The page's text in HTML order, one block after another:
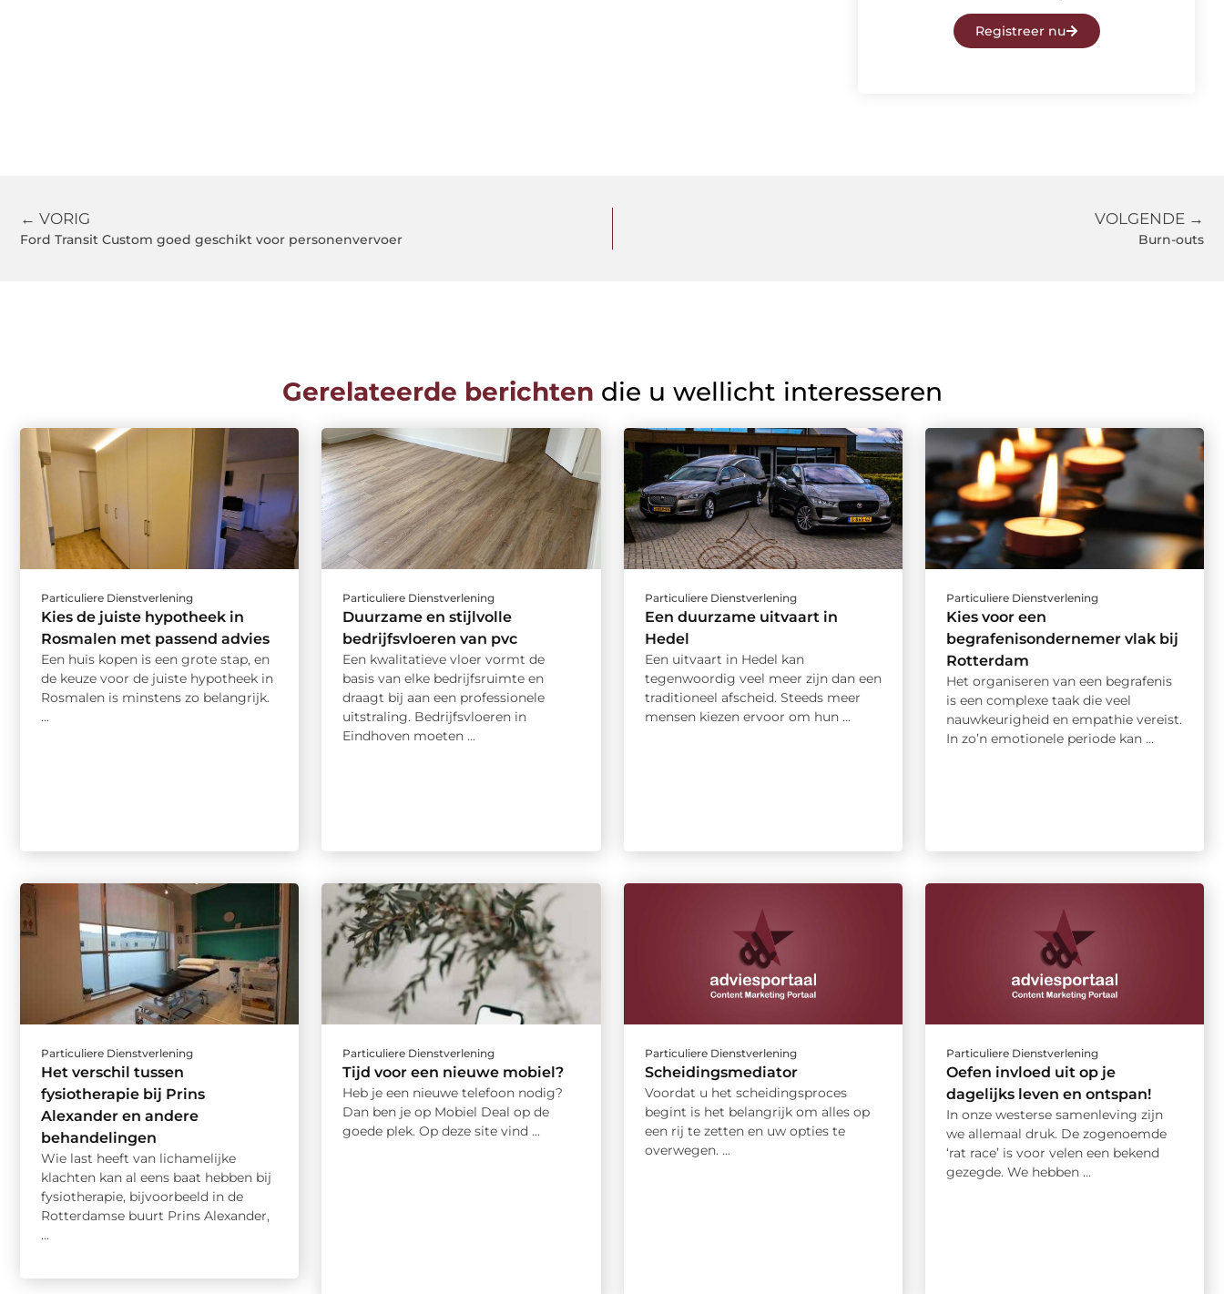
Registreer nu
← VORIG
Ford Transit Custom goed geschikt voor personenvervoer
VOLGENDE →
Burn-outs
Gerelateerde berichten die u wellicht interesseren
Particuliere Dienstverlening
Kies de juiste hypotheek in
Rosmalen met passend advies
Een huis kopen is een grote stap, en
de keuze voor de juiste hypotheek in
Rosmalen is minstens zo belangrijk.
...
Particuliere Dienstverlening
Duurzame en stijlvolle
bedrijfsvloeren van pvc
Een kwalitatieve vloer vormt de
basis van elke bedrijfsruimte en
draagt bij aan een professionele
uitstraling. Bedrijfsvloeren in
Eindhoven moeten ...
Particuliere Dienstverlening
Een duurzame uitvaart in
Hedel
Een uitvaart in Hedel kan
tegenwoordig veel meer zijn dan een
traditioneel afscheid. Steeds meer
mensen kiezen ervoor om hun ...
Particuliere Dienstverlening
Kies voor een
begrafenisondernemer vlak bij
Rotterdam
Het organiseren van een begrafenis
is een complexe taak die veel
nauwkeurigheid en empathie vereist.
In zo’n emotionele periode kan ...
Particuliere Dienstverlening
Het verschil tussen
fysiotherapie bij Prins
Alexander en andere
behandelingen
Wie last heeft van lichamelijke
klachten kan al eens baat hebben bij
fysiotherapie, bijvoorbeeld in de
Rotterdamse buurt Prins Alexander,
...
Particuliere Dienstverlening
Tijd voor een nieuwe mobiel?
Heb je een nieuwe telefoon nodig?
Dan ben je op Mobiel Deal op de
goede plek. Op deze site vind ...
Particuliere Dienstverlening
Scheidingsmediator
Voordat u het scheidingsproces
begint is het belangrijk om alles op
een rij te zetten en uw opties te
overwegen. ...
Particuliere Dienstverlening
Oefen invloed uit op je
dagelijks leven en ontspan!
In onze westerse samenleving zijn
we allemaal druk. De zogenoemde
‘rat race’ is voor velen een bekend
gezegde. We hebben ...